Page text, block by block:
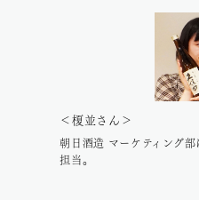
＜榎並さん＞
朝日酒造 マーケティング
担当。